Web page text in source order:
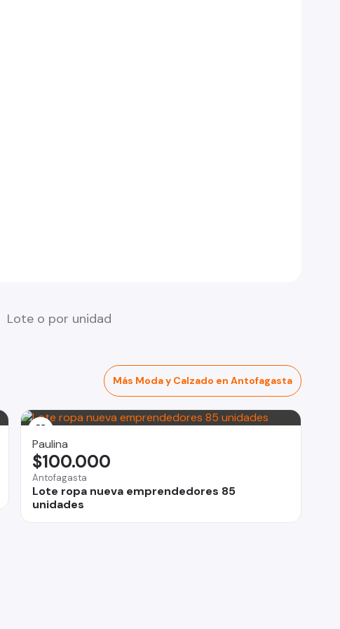
Lote o por unidad
Más Moda y Calzado en Antofagasta
Paulina
Antofagasta
Lote ropa nueva emprendedores 85
unidades
$100.000